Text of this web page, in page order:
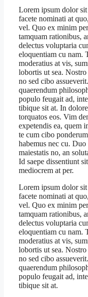
Lorem ipsum dolor sit
facete nominati at
vel. Quo ex minim
tamquam rationibus,
delectus voluptaria
eloquentiam cu nam.
moderatius at vis,
lobortis ut sea. Nostro
no sed cibo
quaerendum
populo feugait ad,
tibique sit at. In
torquatos eos. Vim
expetendis ea, quem
te cum cibo
habemus nec cu. Duo
maiestatis no, an
Id saepe dissentiunt
mediocrem at per.
Lorem ipsum dolor sit
facete nominati at
vel. Quo ex minim
tamquam rationibus,
delectus voluptaria
eloquentiam cu nam.
moderatius at vis,
lobortis ut sea. Nostro
no sed cibo
quaerendum
populo feugait ad,
tibique sit at.